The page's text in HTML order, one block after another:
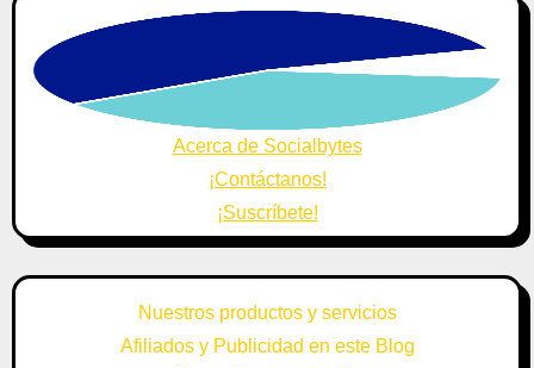
Acerca de Socialbytes
¡Contáctanos!
¡Suscríbete!
Nuestros productos y servicios
Afiliados y Publicidad en este Blog